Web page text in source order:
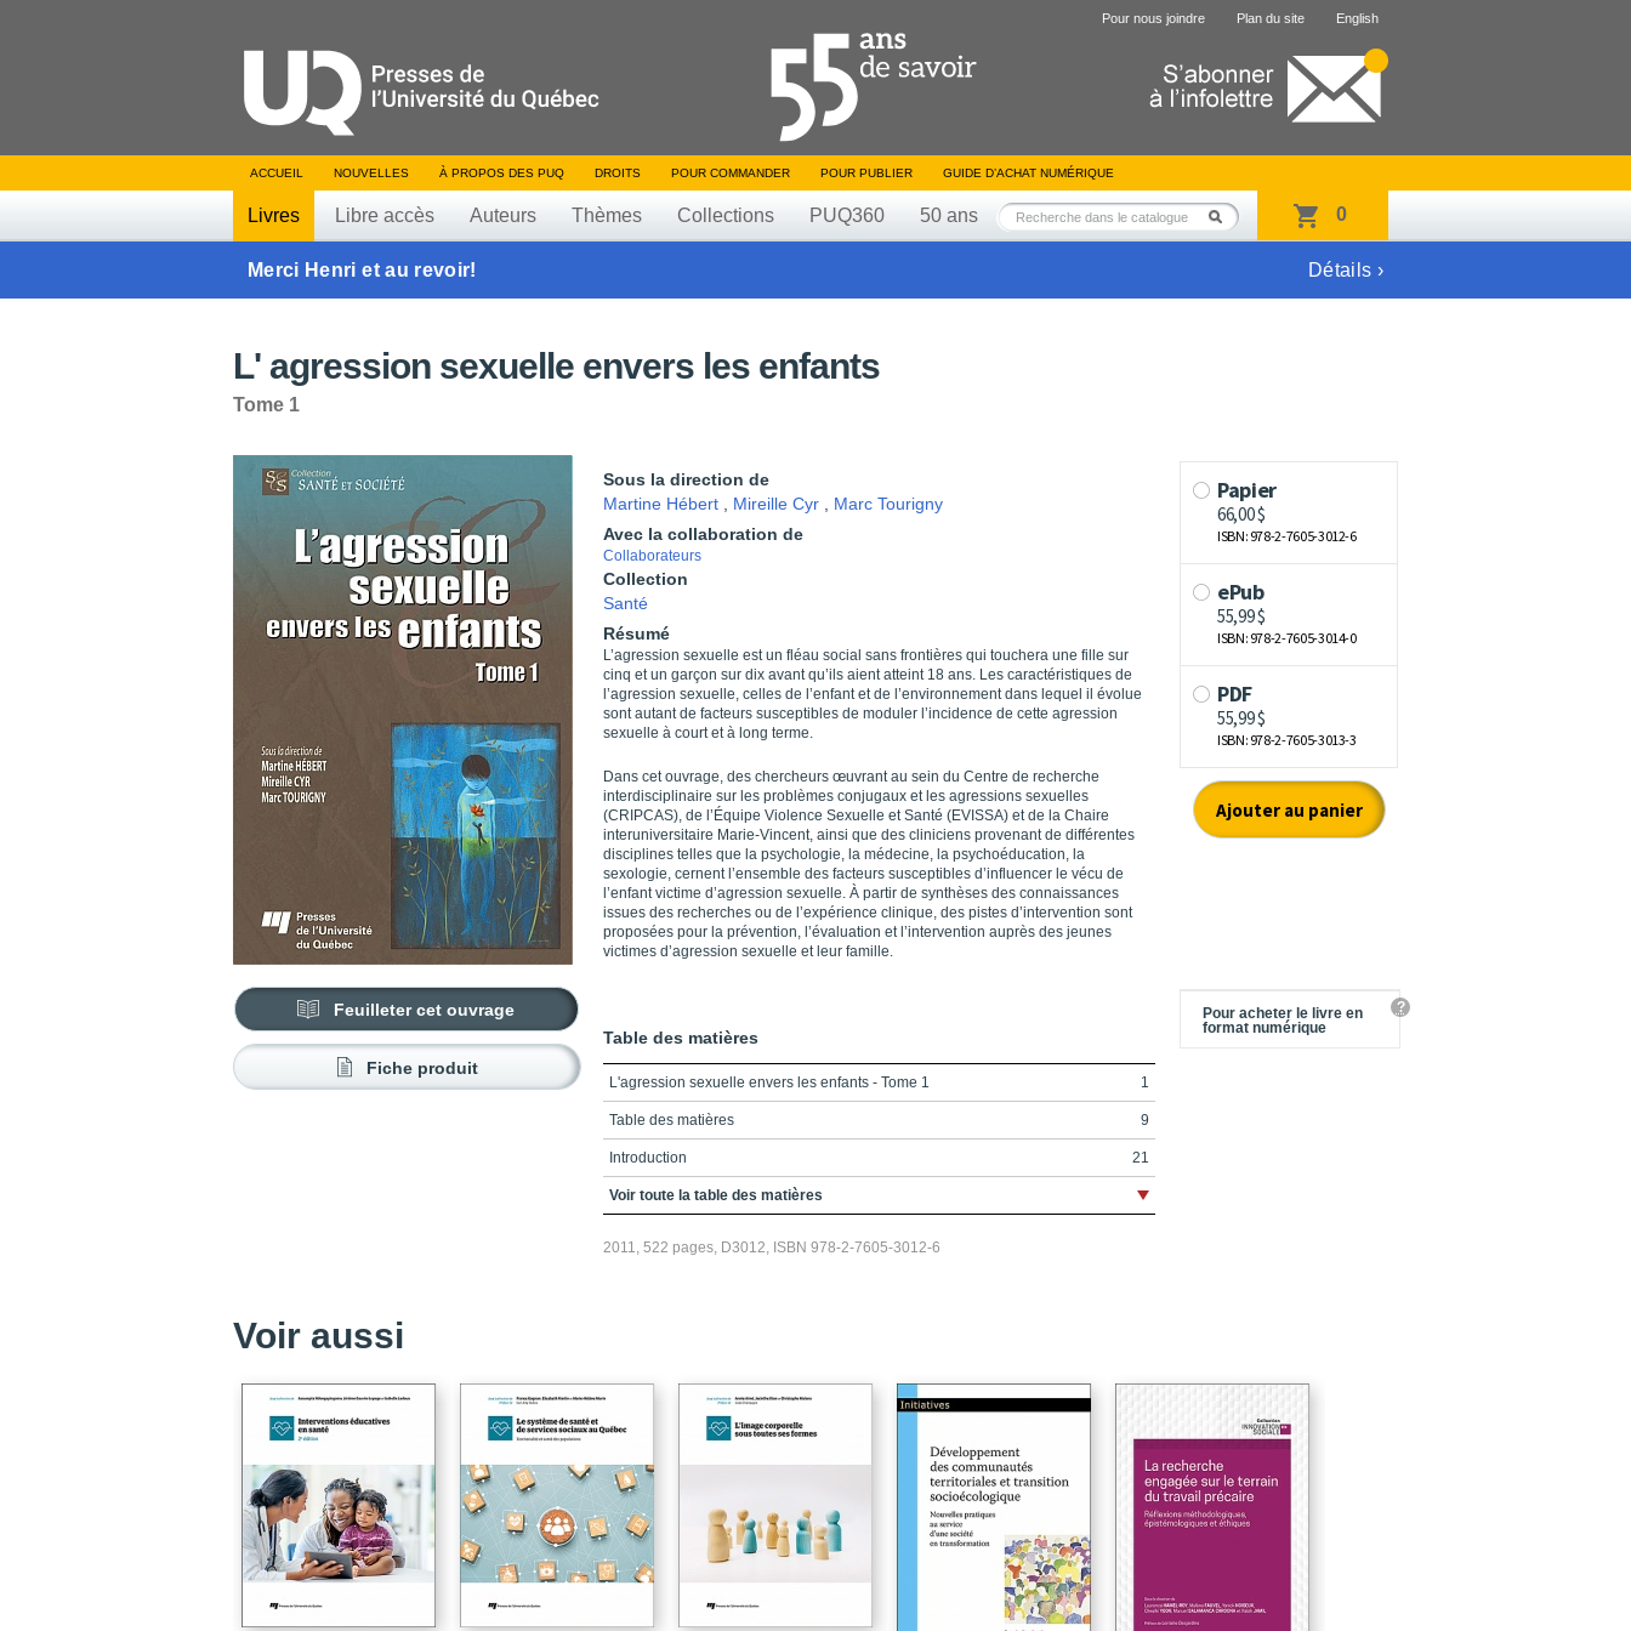
Pour nous joindre Plan du site English
ACCUEIL NOUVELLES À PROPOS DES PUQ DROITS POUR COMMANDER POUR PUBLIER GUIDE D’ACHAT NUMÉRIQUE
Livres Libre accès Auteurs Thèmes Collections PUQ360 50 ans 0
Merci Henri et au revoir! Détails ›
L' agression sexuelle envers les enfants
Tome 1
Feuilleter cet ouvrage
Fiche produit
Sous la direction de
Martine Hébert
Mireille Cyr
Marc Tourigny
Avec la collaboration de
Collaborateurs
Collection
Santé
Résumé
L’agression sexuelle est un fléau social sans frontières qui touchera une fille sur
cinq et un garçon sur dix avant qu’ils aient atteint 18 ans. Les caractéristiques de
l’agression sexuelle, celles de l’enfant et de l’environnement dans lequel il évolue
sont autant de facteurs susceptibles de moduler l’incidence de cette agression
sexuelle à court et à long terme.
Dans cet ouvrage, des chercheurs œuvrant au sein du Centre de recherche
interdisciplinaire sur les problèmes conjugaux et les agressions sexuelles
(CRIPCAS), de l’Équipe Violence Sexuelle et Santé (EVISSA) et de la Chaire
interuniversitaire Marie-Vincent, ainsi que des cliniciens provenant de différentes
disciplines telles que la psychologie, la médecine, la psychoéducation, la
sexologie, cernent l’ensemble des facteurs susceptibles d’influencer le vécu de
l’enfant victime d’agression sexuelle. À partir de synthèses des connaissances
issues des recherches ou de l’expérience clinique, des pistes d’intervention sont
proposées pour la prévention, l’évaluation et l’intervention auprès des jeunes
victimes d’agression sexuelle et leur famille.
Table des matières
L'agression sexuelle envers les enfants - Tome 1 1
Table des matières 9
Introduction 21
Notices biographiques 515
Voir toute la table des matières
2011, 522 pages, D3012, ISBN 978-2-7605-3012-6
Pour acheter le livre en
format numérique
?
Voir aussi